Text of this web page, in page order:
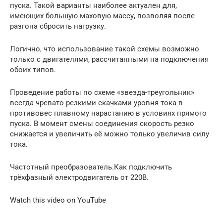
пуска. Такой варианты наиболее актуален для,
имеющих большую маховую массу, позволяя после
разгона сбросить нагрузку.
Логично, что использование такой схемы возможно
только с двигателями, рассчитанными на подключения
обоих типов.
Проведение работы по схеме «звезда-треугольник»
всегда чревато резкими скачками уровня тока в
противовес плавному нарастанию в условиях прямого
пуска. В момент смены соединения скорость резко
снижается и увеличить её можно только увеличив силу
тока.
Частотный преобразователь.Как подключить
трёхфазный электродвигатель от 220В.
Watch this video on YouTube